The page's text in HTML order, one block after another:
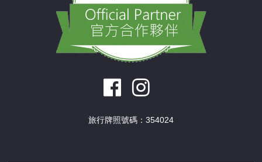
旅行牌照號碼：354024